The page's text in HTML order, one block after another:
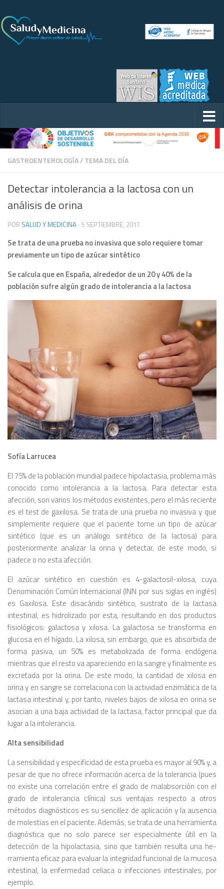
GASTROENTEROLOGÍA/TEMA DEL DÍA
Detectar intolerancia a la lactosa con un
análisis de orina
POR SALUD Y MEDICINA · 5 SEPTIEMBRE, 2017
Se trata de una prueba no invasiva que solo requiere tomar
previamente un tipo de azúcar sintético
Se calcula que en España, alrededor de un 20 y 40% de la
población sufre algún grado de intolerancia a la lactosa
Sofía Larrucea
El 75% de la población mundial padece hipolactasia, problema más
conocido como intoleran­cia a la lactosa. Para detectar esta
afección, son varios los métodos existentes, pero el más reciente
es el test de gaxilosa. Se trata de una prueba no in­vasiva y que
simplemente requiere que el paciente tome un tipo de azúcar
sintético (que es un análogo sintético de la lactosa) para
posteriormente analizar la orina y detectar, de este modo, si
padece o no esta afección.
El azúcar sintético en cuestión es 4-ga­lactosil-xilosa, cuya
Denominación Co­mún Internacional (INN por sus siglas en inglés)
es Gaxilosa. Este disacárido sin­tético, sustrato de la lactasa
intestinal, es hidrolizado por esta, resultando en dos productos
fisiológicos: galactosa y xilosa. La galactosa se transforma en
glucosa en el hígado. La xilosa, sin embargo, que es absorbida de
forma pasiva, un 50% es me­tabolizada de forma endógena
mientras que el resto va apareciendo en la san­gre y finalmente es
excretada por la orina. De este modo, la cantidad de xilosa en
orina y en sangre se correlacio­na con la actividad enzimática de la
lac­tasa intestinal y, por tanto, niveles bajos de xilosa en orina se
asocian a una baja actividad de la lactasa, factor principal que da
lugar a la intolerancia.
Alta sensibilidad
La sensibilidad y especificidad de es­ta prueba es mayor al 90% y, a
pesar de que no ofrece información acerca de la tolerancia (pues
no existe una correla­ción entre el grado de malabsorción con el
grado de intolerancia clínica) sus ventajas respecto a otros
métodos diag­nósticos es su sencillez de aplicación y la ausencia
de molestias en el paciente. Además, se trata de una herramienta
diagnóstica que no solo parece ser espe­cialmente útil en la
detección de la hipo­lactasia, sino que también resulta una he­
rramienta eficaz para evaluar la integri­dad funcional de la mucosa
intestinal, la enfermedad celiaca o infecciones intestinales, por
ejemplo.